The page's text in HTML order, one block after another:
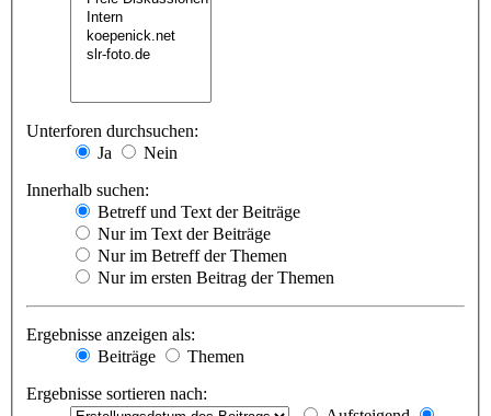
Unterforen durchsuchen:
Ja
Nein
Innerhalb suchen:
Betreff und Text der Beiträge
Nur im Text der Beiträge
Nur im Betreff der Themen
Nur im ersten Beitrag der Themen
Ergebnisse anzeigen als:
Beiträge
Themen
Ergebnisse sortieren nach: